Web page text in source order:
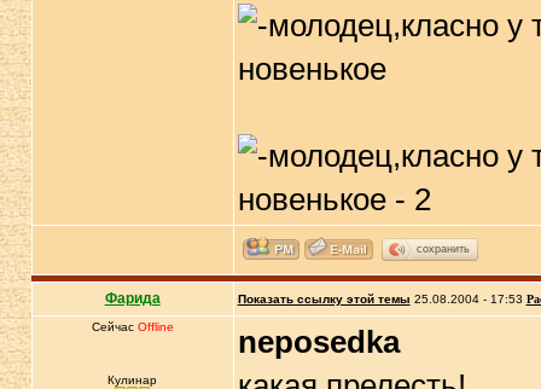
сохранить
Фарида Показать ссылку этой темы 25.08.2004 - 17:53
Сейчас Offline
Кулинар
neposedka